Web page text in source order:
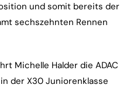
und somit bereits der
sechszehnten Rennen
Michelle Halder die ADAC
der X30 Juniorenklasse